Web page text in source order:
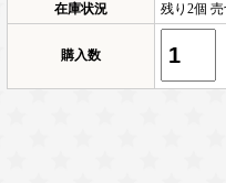
在庫状況
残り2個
購入数